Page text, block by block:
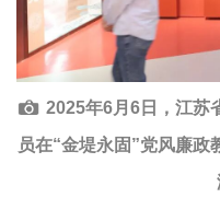
2025年6月6日，江苏
员在“金堤永固”党风廉